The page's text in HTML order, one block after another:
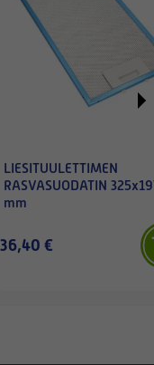
LIESITUULETTIMEN
RASVASUODATIN
mm
36,40 €